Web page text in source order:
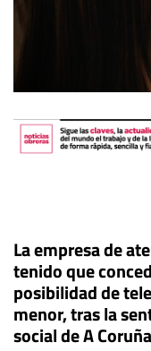
La empresa de
tenido que
posibilidad de
menor, tras la
social de A